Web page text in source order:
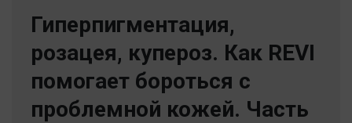
Гиперпигментация,
розацея, купероз. Как REVI
помогает бороться с
проблемной кожей. Часть